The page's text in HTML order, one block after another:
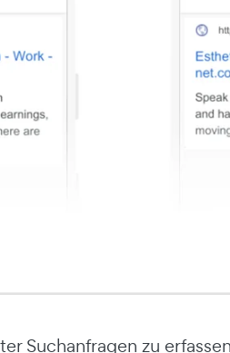
Suchanfragen zu